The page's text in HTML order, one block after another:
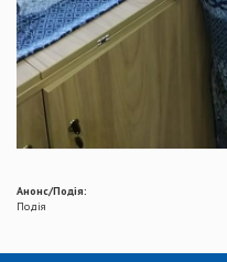
Анонс/Подія:
Подія